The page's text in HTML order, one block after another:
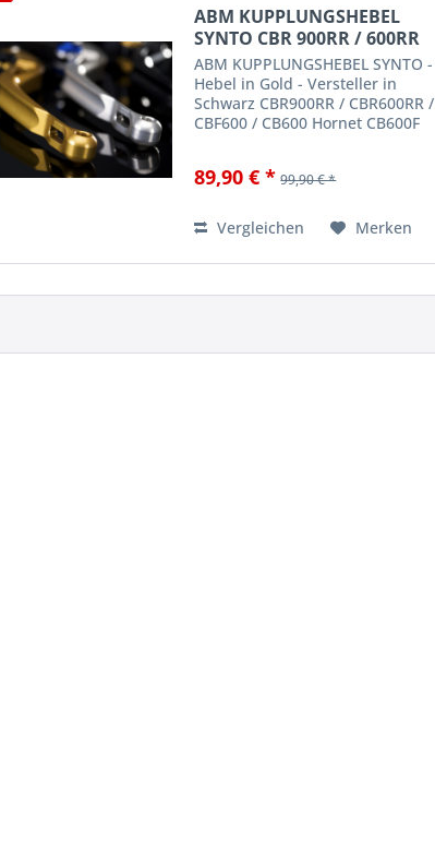
ABM KUPPLUNGSHEBEL
SYNTO CBR 900RR / 600RR
/...
ABM KUPPLUNGSHEBEL SYNTO -
Hebel in Gold - Versteller in
Schwarz CBR900RR / CBR600RR /
CBF600 / CB600 Hornet CB600F
ab 2008 CBF600S PC43 ab 2008
CBR600F...
89,90 € * 99,90 € *
Vergleichen Merken